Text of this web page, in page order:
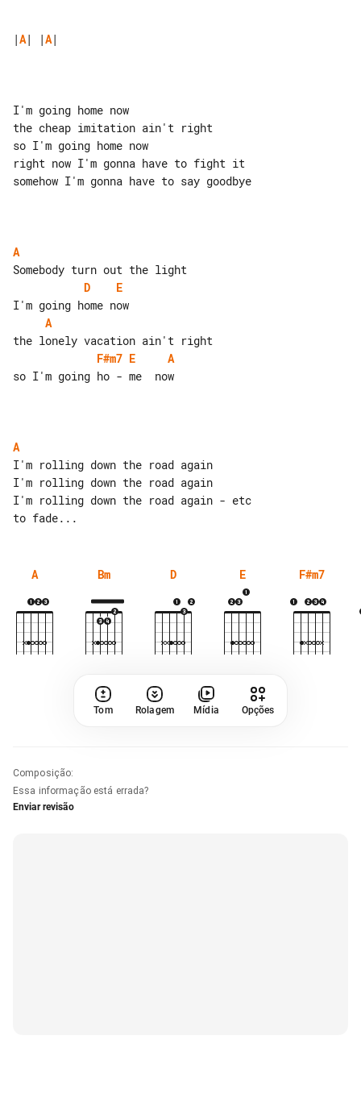
|A| |A|
I'm going home now
the cheap imitation ain't right
so I'm going home now
right now I'm gonna have to fight it
somehow I'm gonna have to say goodbye
A
D
E
A
F#m7 E
A
so I'm going ho - me  now
A
I'm rolling down the road again
I'm rolling down the road again
I'm rolling down the road again - etc
A Bm D E F#m7
Tom Rolagem Mídia Opções
Composição:
Essa informação está errada?
Enviar revisão